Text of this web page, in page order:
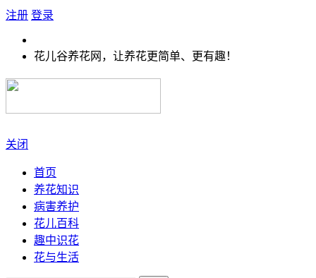
注册 登录
花儿谷养花网，让养花更简单、更有趣！
关闭
首页
养花知识
病害养护
花儿百科
趣中识花
花与生活